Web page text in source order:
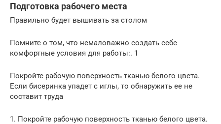
Подготовка рабочего места
Правильно будет вышивать за столом
Помните о том, что немаловажно создать себе
комфортные условия для работы:. 1
Покройте рабочую поверхность тканью белого цвета.
Если бисеринка упадет с иглы, то обнаружить ее не
составит труда
1. Покройте рабочую поверхность тканью белого цвета.